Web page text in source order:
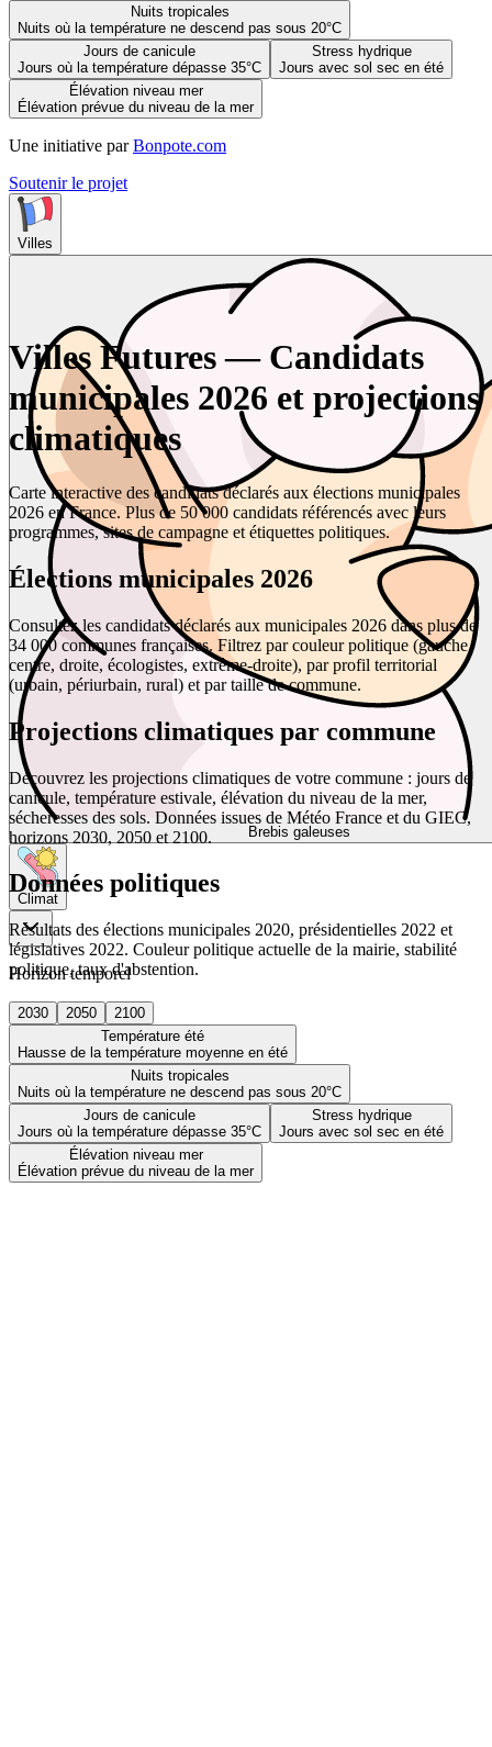
Nuits tropicales
Nuits où la température ne descend pas sous 20°C
Jours de canicule
Jours où la température dépasse 35°C
Stress hydrique
Jours avec sol sec en été
Élévation niveau mer
Élévation prévue du niveau de la mer
Une initiative par Bonpote.com
Soutenir le projet
Villes
Brebis galeuses
Climat
Horizon temporel
2030 2050
2100
Température été
Hausse de la température moyenne en été
Nuits tropicales
Nuits où la température ne descend pas sous 20°C
Jours de canicule
Jours où la température dépasse 35°C
Stress hydrique
Jours avec sol sec en été
Élévation niveau mer
Élévation prévue du niveau de la mer
Villes Futures — Candidats
municipales 2026 et projections
climatiques
Carte interactive des candidats déclarés aux élections municipales
2026 en France. Plus de 50 000 candidats référencés avec leurs
programmes, sites de campagne et étiquettes politiques.
Élections municipales 2026
Consultez les candidats déclarés aux municipales 2026 dans plus de
34 000 communes françaises. Filtrez par couleur politique (gauche,
centre, droite, écologistes, extrême-droite), par profil territorial
(urbain, périurbain, rural) et par taille de commune.
Projections climatiques par commune
Découvrez les projections climatiques de votre commune : jours de
canicule, température estivale, élévation du niveau de la mer,
sécheresses des sols. Données issues de Météo France et du GIEC,
horizons 2030, 2050 et 2100.
Données politiques
Résultats des élections municipales 2020, présidentielles 2022 et
législatives 2022. Couleur politique actuelle de la mairie, stabilité
politique, taux d'abstention.